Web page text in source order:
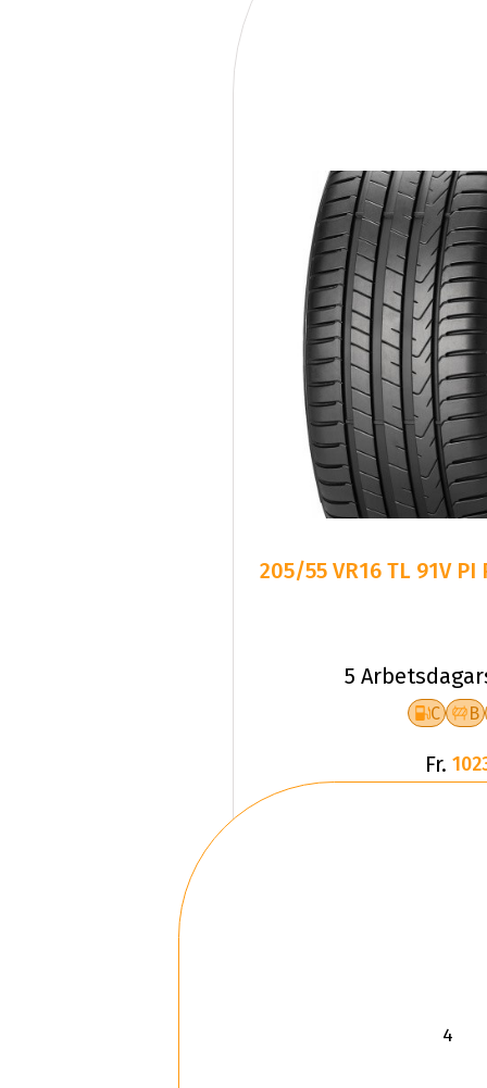
205/55 VR16 TL 91V PI
5
C B
Fr.